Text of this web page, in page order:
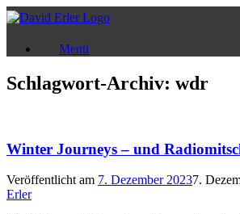
Zum
Inhalt
Menü
Schlagwort-Archiv: wdr
Winter Journeys – und
Veröffentlicht am 7. Dezember 20237.
Erler